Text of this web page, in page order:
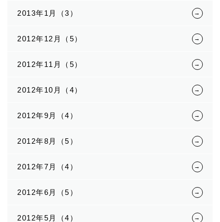
2013年1月（3）
2012年12月（5）
2012年11月（5）
2012年10月（4）
2012年9月（4）
2012年8月（5）
2012年7月（4）
2012年6月（5）
2012年5月（4）